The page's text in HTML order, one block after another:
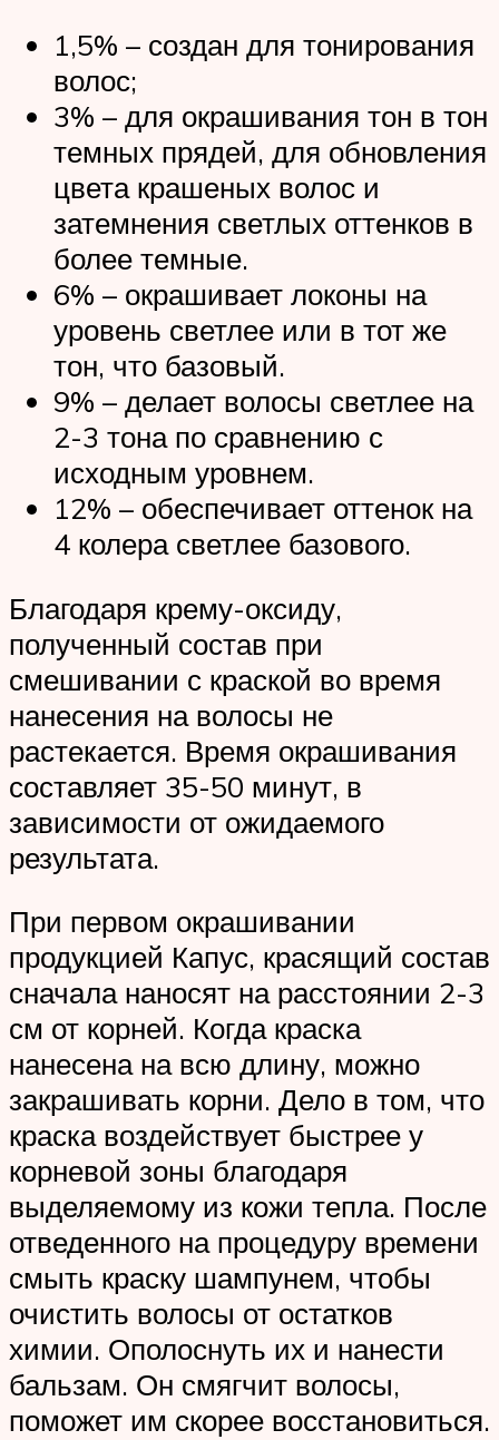
1,5% – создан для тонирования
волос;
3% – для окрашивания тон в тон
темных прядей, для обновления
цвета крашеных волос и
затемнения светлых оттенков в
более темные.
6% – окрашивает локоны на
уровень светлее или в тот же
тон, что базовый.
9% – делает волосы светлее на
2-3 тона по сравнению с
исходным уровнем.
12% – обеспечивает оттенок на
4 колера светлее базового.
Благодаря крему-оксиду,
полученный состав при
смешивании с краской во время
нанесения на волосы не
растекается. Время окрашивания
составляет 35-50 минут, в
зависимости от ожидаемого
результата.
При первом окрашивании
продукцией Капус, красящий состав
сначала наносят на расстоянии 2-3
см от корней. Когда краска
нанесена на всю длину, можно
закрашивать корни. Дело в том, что
краска воздействует быстрее у
корневой зоны благодаря
выделяемому из кожи тепла. После
отведенного на процедуру времени
смыть краску шампунем, чтобы
очистить волосы от остатков
химии. Ополоснуть их и нанести
бальзам. Он смягчит волосы,
поможет им скорее восстановиться.